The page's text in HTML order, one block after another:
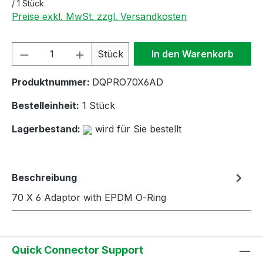
/ 1 Stück
Preise exkl. MwSt. zzgl. Versandkosten
Produkt Anzahl: Gib den
Stück In den Warenkorb
Produktnummer: DQPRO70X6AD
Bestelleinheit: 1 Stück
Lagerbestand:
wird für Sie bestellt
Beschreibung
70 X 6 Adaptor with EPDM O-Ring
Quick Connector Support